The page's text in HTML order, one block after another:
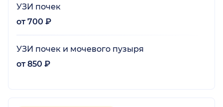
УЗИ почек
от 700 ₽
УЗИ почек и мочевого пузыря
от 850 ₽